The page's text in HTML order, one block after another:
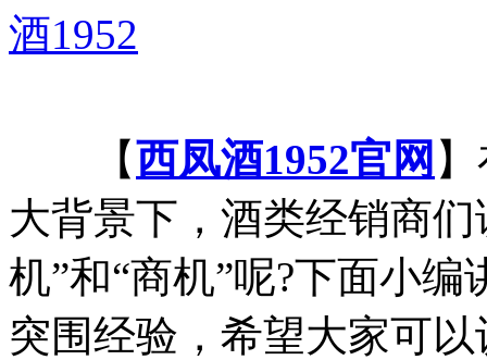
酒1952
【西凤酒1952官网
大背景下，酒类经销商
机”和“商机”呢?下面小
突围经验，希望大家可